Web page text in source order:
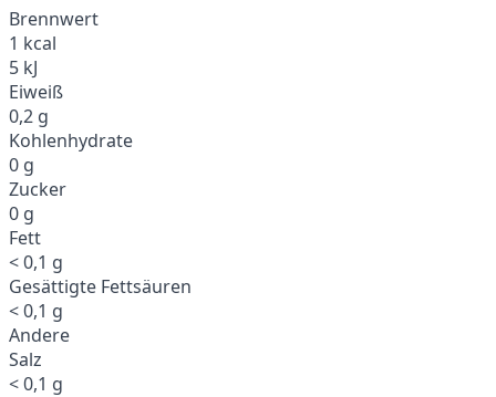
Brennwert
1 kcal
5 kJ
Eiweiß
0,2 g
Kohlenhydrate
0 g
Zucker
0 g
Fett
< 0,1 g
Gesättigte Fettsäuren
< 0,1 g
Andere
Salz
< 0,1 g